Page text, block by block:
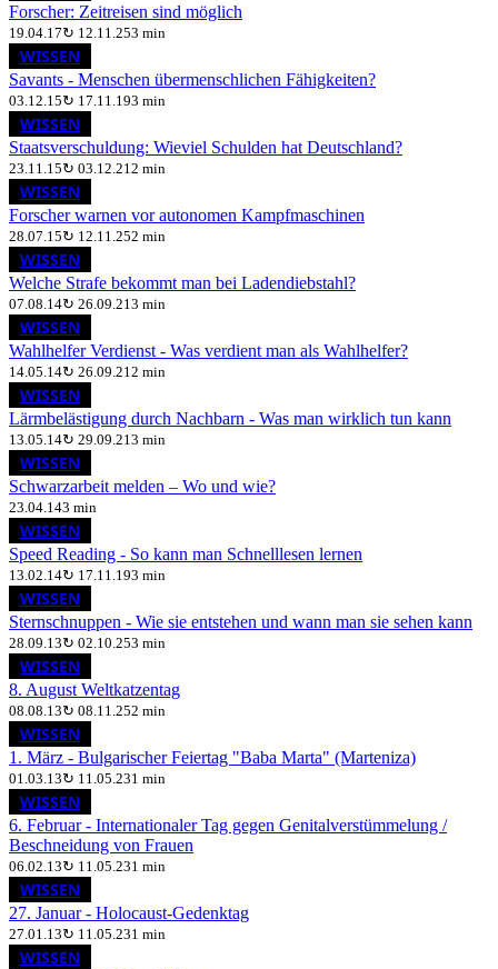
Forscher: Zeitreisen sind möglich
19.04.17↻ 12.11.253 min
WISSEN
Savants - Menschen übermenschlichen Fähigkeiten?
03.12.15↻ 17.11.193 min
WISSEN
Staatsverschuldung: Wieviel Schulden hat Deutschland?
23.11.15↻ 03.12.21 2 min
WISSEN
Forscher warnen vor autonomen Kampfmaschinen
28.07.15↻ 12.11.252 min
WISSEN
Welche Strafe bekommt man bei Ladendiebstahl?
07.08.14↻ 26.09.21 3 min
WISSEN
Wahlhelfer Verdienst - Was verdient man als Wahlhelfer?
14.05.14↻ 26.09.21 2 min
WISSEN
Lärmbelästigung durch Nachbarn - Was man wirklich tun kann
13.05.14↻ 29.09.21 3 min
WISSEN
Schwarzarbeit melden – Wo und wie?
23.04.143 min
WISSEN
Speed Reading - So kann man Schnelllesen lernen
13.02.14↻ 17.11.193 min
WISSEN
Sternschnuppen - Wie sie entstehen und wann man sie sehen kann
28.09.13↻ 02.10.253 min
WISSEN
8. August Weltkatzentag
08.08.13↻ 08.11.252 min
WISSEN
1. März - Bulgarischer Feiertag "Baba Marta" (Marteniza)
01.03.13↻ 11.05.231 min
WISSEN
6. Februar - Internationaler Tag gegen Genitalverstümmelung /
Beschneidung von Frauen
06.02.13↻ 11.05.231 min
WISSEN
27. Januar - Holocaust-Gedenktag
27.01.13↻ 11.05.231 min
WISSEN